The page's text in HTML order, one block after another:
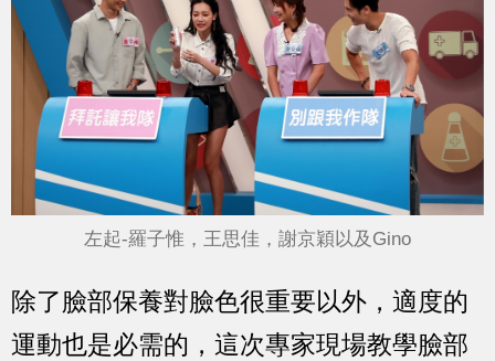
左起-羅子惟，王思佳，謝京穎以及Gino
除了臉部保養對臉色很重要以外，適度的
運動也是必需的，這次專家現場教學臉部